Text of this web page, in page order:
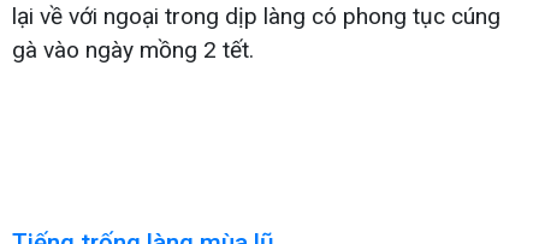
lại về với ngoại trong dịp làng có phong tục cúng
gà vào ngày mồng 2 tết.